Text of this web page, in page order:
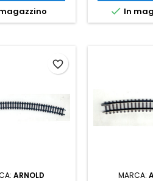
 In
ARNOLD
favorite_border
MARCA: